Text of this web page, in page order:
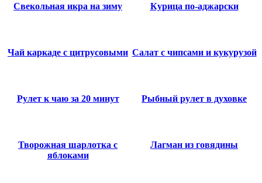
Свекольная икра на зиму Курица по-аджарски
Чай каркаде с цитрусовыми Салат с чипсами и кукурузой
Рулет к чаю за 20 минут Рыбный рулет в духовке
Творожная шарлотка с
яблоками
Лагман из говядины